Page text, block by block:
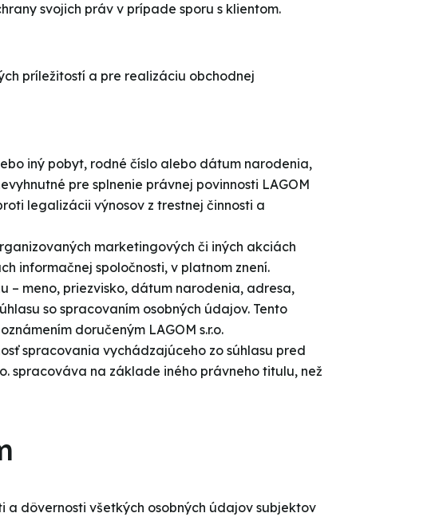
svojich práv v prípade sporu s klientom.
príležitostí a pre realizáciu obchodnej
iný pobyt, rodné číslo alebo dátum narodenia,
pre splnenie právnej povinnosti LAGOM
legalizácii výnosov z trestnej činnosti a
marketingových či iných akciách
informačnej spoločnosti, v platnom znení.
– meno, priezvisko, dátum narodenia, adresa,
so spracovaním osobných údajov. Tento
doručeným LAGOM s.r.o.
spracovania vychádzajúceho zo súhlasu pred
spracováva na základe iného právneho titulu, než
a dôvernosti všetkých osobných údajov subjektov